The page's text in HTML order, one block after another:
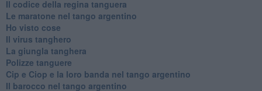
Il codice della regina tanguera
Le maratone nel tango argentino
Ho visto cose
Il virus tanghero
La giungla tanghera
Polizze tanguere
Cip e Ciop e la loro banda nel tango argentino
Il barocco nel tango argentino